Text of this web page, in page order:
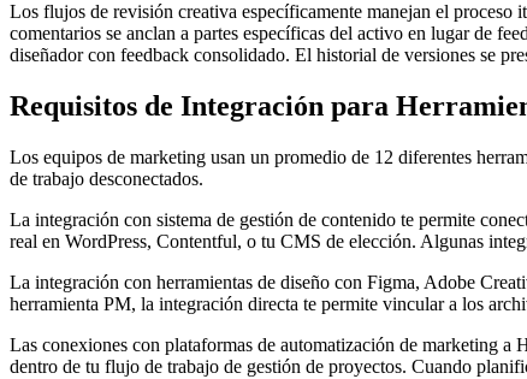
Los flujos de revisión creativa específicamente manejan el
comentarios se anclan a partes específicas del activo en lugar de
diseñador con feedback consolidado. El historial de versiones se
Requisitos de Integración para
Los equipos de marketing usan un promedio de 12 diferentes
de trabajo desconectados.
La integración con sistema de gestión de contenido te permite
real en WordPress, Contentful, o tu CMS de elección. Algunas
La integración con herramientas de diseño con Figma, Adobe
herramienta PM, la integración directa te permite vincular a los
Las conexiones con plataformas de automatización de marketing a
dentro de tu flujo de trabajo de gestión de proyectos. Cuando